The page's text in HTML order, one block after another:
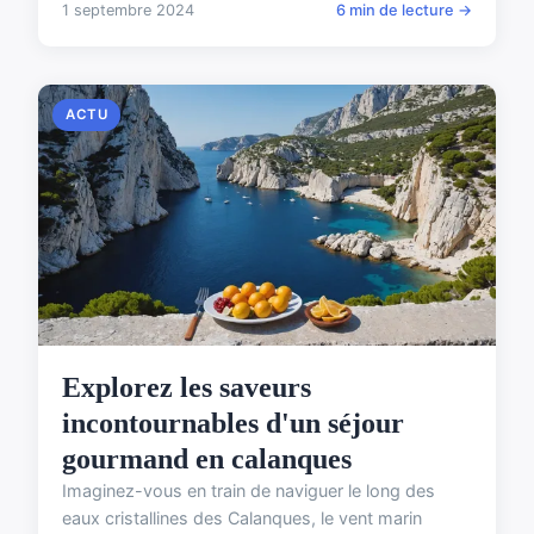
1 septembre 2024 6 min de lecture →
ACTU
Explorez les saveurs
incontournables d'un séjour
gourmand en calanques
Imaginez-vous en train de naviguer le long des
eaux cristallines des Calanques, le vent marin